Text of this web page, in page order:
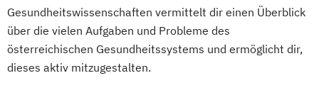
Tourismusökonom (FH)
Veranstaltungsökonom (FH)
Vertriebsmanagement
Werbe- und Medienpsychologie
Geprüfte:r Veranstaltungsfachwirt:in (IHK)
Geprüfte:r Wirtschaftsfachwirt:in (IHK)
Gesunde Führung
Gesundheitswissenschaften vermittelt dir einen Überblick
über die vielen Aufgaben und Probleme des
österreichischen Gesundheitssystems und ermöglicht dir,
dieses aktiv mitzugestalten.